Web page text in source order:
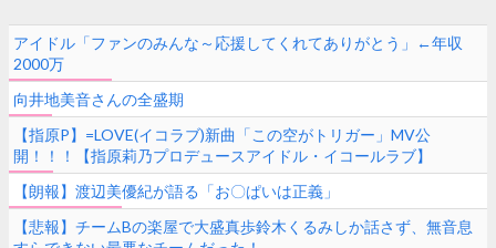
アイドル「ファンのみんな～応援してくれてありがとう」←年収
2000万
向井地美音さんの全盛期
【指原P】=LOVE(イコラブ)新曲「この空がトリガー」MV公
開！！！【指原莉乃プロデュースアイドル・イコールラブ】
【朗報】渡辺美優紀が語る「お〇ぱいは正義」
【悲報】チームBの楽屋で大盛真歩鈴木くるみしか話さず、無音息